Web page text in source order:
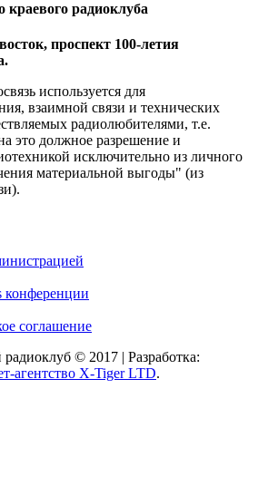
радиоклуба
проспект 100-летия
используется для
взаимной связи и технических
радиолюбителями, т.е.
это должное разрешение и
исключительно из личного
материальной выгоды" (из
конференции
соглашение
© 2017 | Разработка:
агентство X-Tiger LTD.